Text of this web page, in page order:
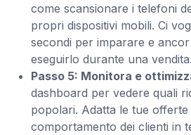
come scansionare i telefoni
propri dispositivi mobili. Ci
secondi per imparare e
eseguirlo durante una vendita.
Passo 5: Monitora e
dashboard per vedere quali
popolari. Adatta le tue offerte
comportamento dei clienti in